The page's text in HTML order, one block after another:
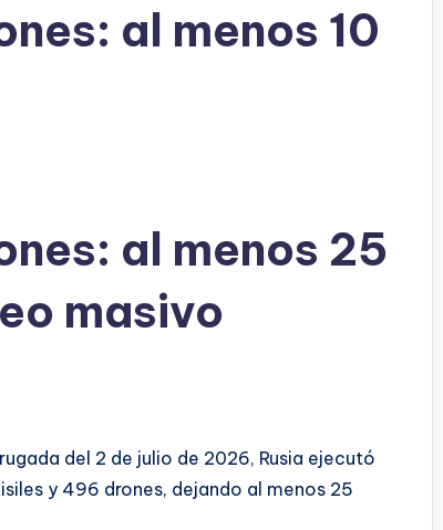
al menos 10
al menos 25
masivo
del 2 de julio de 2026, Rusia ejecutó
y 496 drones, dejando al menos 25